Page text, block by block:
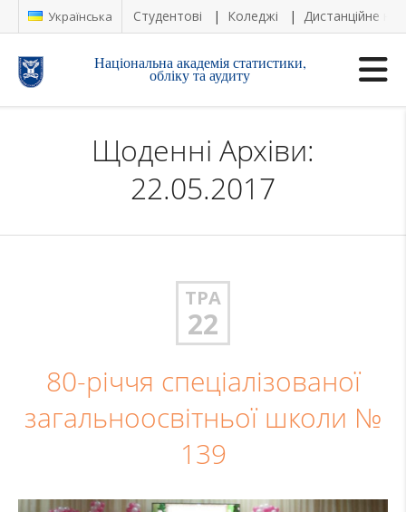
Українська Студентові Коледжі Дистанційне
Національна академія статистики,
обліку та аудиту
Щоденні Архіви:
22.05.2017
ТРА
22
80-річчя спеціалізованої
загальноосвітньої школи №
139